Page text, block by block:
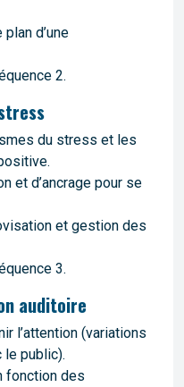
d’une
2.
du stress et les
et d’ancrage pour se
et gestion des
3.
auditoire
l’attention (variations
le public).
fonction des